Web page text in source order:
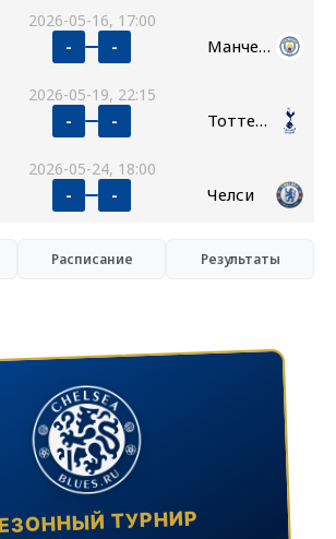
2026-05-16, 17:00
- - Манчестер Сити
2026-05-19, 22:15
- - Тоттенхэм
2026-05-24, 18:00
- - Челси
Расписание Результаты
ТУРНИР